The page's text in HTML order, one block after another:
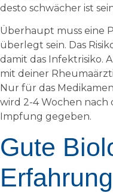
desto schwächer ist
Überhaupt muss eine
überlegt sein. Das
damit das Infektrisiko.
mit deiner
Nur für das
wird 2-4 Wochen nach
Impfung gegeben.
Gute